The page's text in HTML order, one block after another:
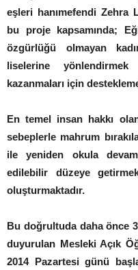
eşleri hanımefendi Zehra
bu proje kapsamında;
özgürlüğü olmayan
liselerine
kazanmaları için
En temel insan hakkı
sebeplerle mahrum
ile yeniden okula
edilebilir düzeye
oluşturmaktadır.
Bu doğrultuda daha önce
duyurulan Mesleki Açık
2014 Pazartesi günü